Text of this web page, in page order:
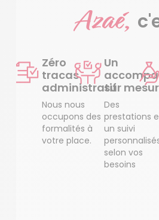
Azaé,
Zéro
tracas
administratif
Nous nous
occupons des
formalités à
votre place.
Un
sur
Des
prestations
un suivi
selon vos
besoins